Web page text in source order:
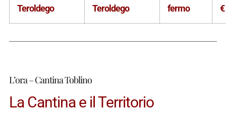
Teroldego Teroldego fermo €
L’ora – Cantina Toblino
La Cantina e il Territorio